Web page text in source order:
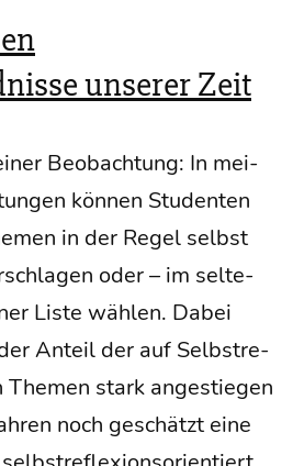
unserer Zeit
Beob­ach­tung: In mei­
kön­nen Stu­den­ten
in der Regel selbst
oder – im sel­te­
Lis­te wäh­len. Dabei
Anteil der auf Selbst­re­
stark ange­stie­gen
noch geschätzt eine